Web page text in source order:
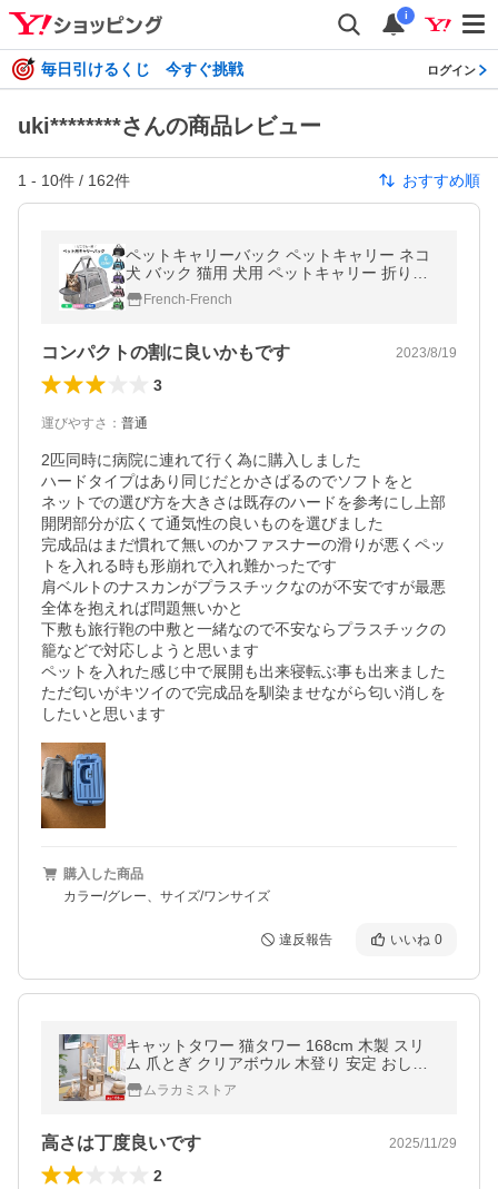
i
毎日引けるくじ 今すぐ挑戦 ログイン
uki********さんの商品レビュー
1 - 10件 / 162件 おすすめ順
ペットキャリーバック ペットキャリー ネコ
犬 バック 猫用 犬用 ペットキャリー 折り畳
み ショルダーキャリー 子犬 子猫 ペット用品
French-French
コンパクトの割に良いかもです 2023/8/19
3
運びやすさ ： 普通
2匹同時に病院に連れて行く為に購入しました
ハードタイプはあり同じだとかさばるのでソフトをと
ネットでの選び方を大きさは既存のハードを参考にし上部
開閉部分が広くて通気性の良いものを選びました
完成品はまだ慣れて無いのかファスナーの滑りが悪くペッ
トを入れる時も形崩れで入れ難かったです
肩ベルトのナスカンがプラスチックなのが不安ですが最悪
全体を抱えれば問題無いかと
下敷も旅行鞄の中敷と一緒なので不安ならプラスチックの
籠などで対応しようと思います
ペットを入れた感じ中で展開も出来寝転ぶ事も出来ました
ただ匂いがキツイので完成品を馴染ませながら匂い消しを
したいと思います
購入した商品
カラー/グレー、サイズ/ワンサイズ
違反報告 いいね 0
キャットタワー 猫タワー 168cm 木製 スリ
ム 爪とぎ クリアボウル 木登り 安定 おしゃ
れ 据え置き 大型猫 中型 おしゃれ 省スベー
ス ムラカミストア
高さは丁度良いです 2025/11/29
2